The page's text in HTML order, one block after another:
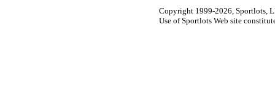
Copyright 1999-2026, Sportlots,
Use of Sportlots Web site